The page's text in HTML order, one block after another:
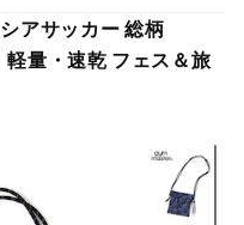
アサッカー 総柄
量・速乾 フェス＆旅